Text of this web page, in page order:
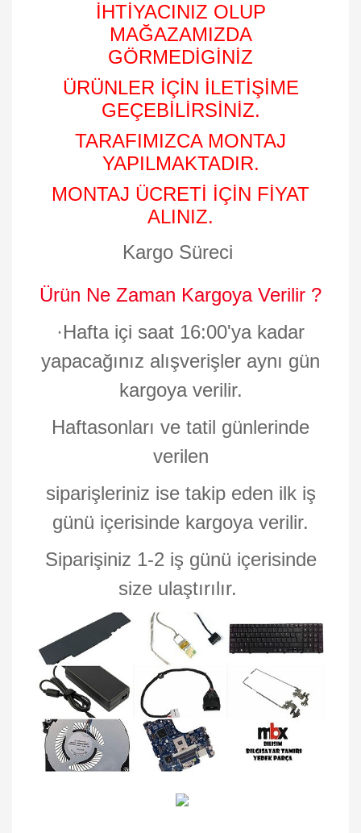
İHTİYACINIZ OLUP
MAĞAZAMIZDA
GÖRMEDİGİNİZ
ÜRÜNLER İÇİN İLETİŞİME
GEÇEBİLİRSİNİZ.
TARAFIMIZCA MONTAJ
YAPILMAKTADIR.
MONTAJ ÜCRETİ İÇİN FİYAT
ALINIZ.
Kargo Süreci
Ürün Ne Zaman Kargoya Verilir ?
·Hafta içi saat 16:00'ya kadar
yapacağınız alışverişler aynı gün
kargoya verilir.
Haftasonları ve tatil günlerinde
verilen
siparişleriniz ise takip eden ilk iş
günü içerisinde kargoya verilir.
Siparişiniz 1-2 iş günü içerisinde
size ulaştırılır.